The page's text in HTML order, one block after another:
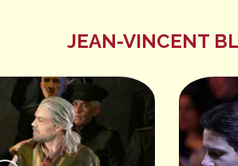
JEAN-VINCENT